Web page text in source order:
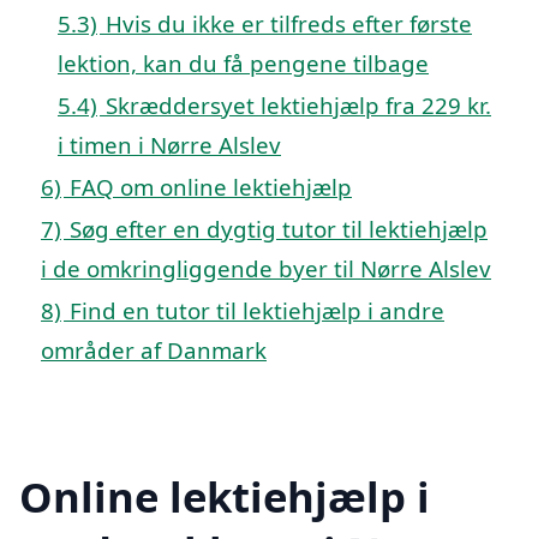
5.3) Hvis du ikke er tilfreds efter første
lektion, kan du få pengene tilbage
5.4) Skræddersyet lektiehjælp fra 229 kr.
i timen i Nørre Alslev
6) FAQ om online lektiehjælp
7) Søg efter en dygtig tutor til lektiehjælp
i de omkringliggende byer til Nørre Alslev
8) Find en tutor til lektiehjælp i andre
områder af Danmark
Online lektiehjælp i